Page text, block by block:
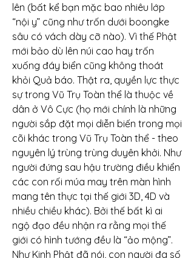
lên (bất kể bạn mặc bao nhiêu lớp
“nội y” cũng như trốn dưới boongke
sâu có vách dày cỡ nào). Vì thế Phật
mới bảo dù lên núi cao hay trốn
xuống đáy biển cũng không thoát
khỏi Quả báo. Thật ra, quyền lực thực
sự trong Vũ Trụ Toàn thể là thuộc về
dân ở Vô Cực (họ mới chính là những
người sắp đặt mọi diễn biến trong mọi
cõi khác trong Vũ Trụ Toàn thể - theo
nguyên lý trùng trùng duyên khởi. Như
người đứng sau hậu trường điều khiển
các con rối múa may trên màn hình
mang tên thực tại thế giới 3D, 4D và
nhiều chiều khác). Bởi thế bất kì ai
ngộ đạo đều nhận ra rằng mọi thế
giới có hình tướng đều là “ảo mộng”.
Như Kinh Phật đã nói, con người đa số